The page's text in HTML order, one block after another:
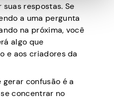
respostas. Se
a uma pergunta
na próxima, você
algo que
e aos criadores da
confusão é a
concentrar no